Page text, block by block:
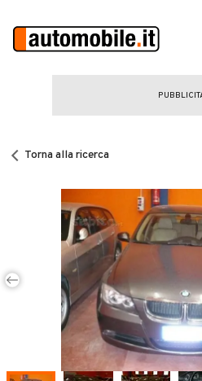
CERCA
Auto Nuove
Noleggio a lungo termine
Auto d'epoca
Moto
Camper
Veicoli Commerciali
Torna alla ricerca